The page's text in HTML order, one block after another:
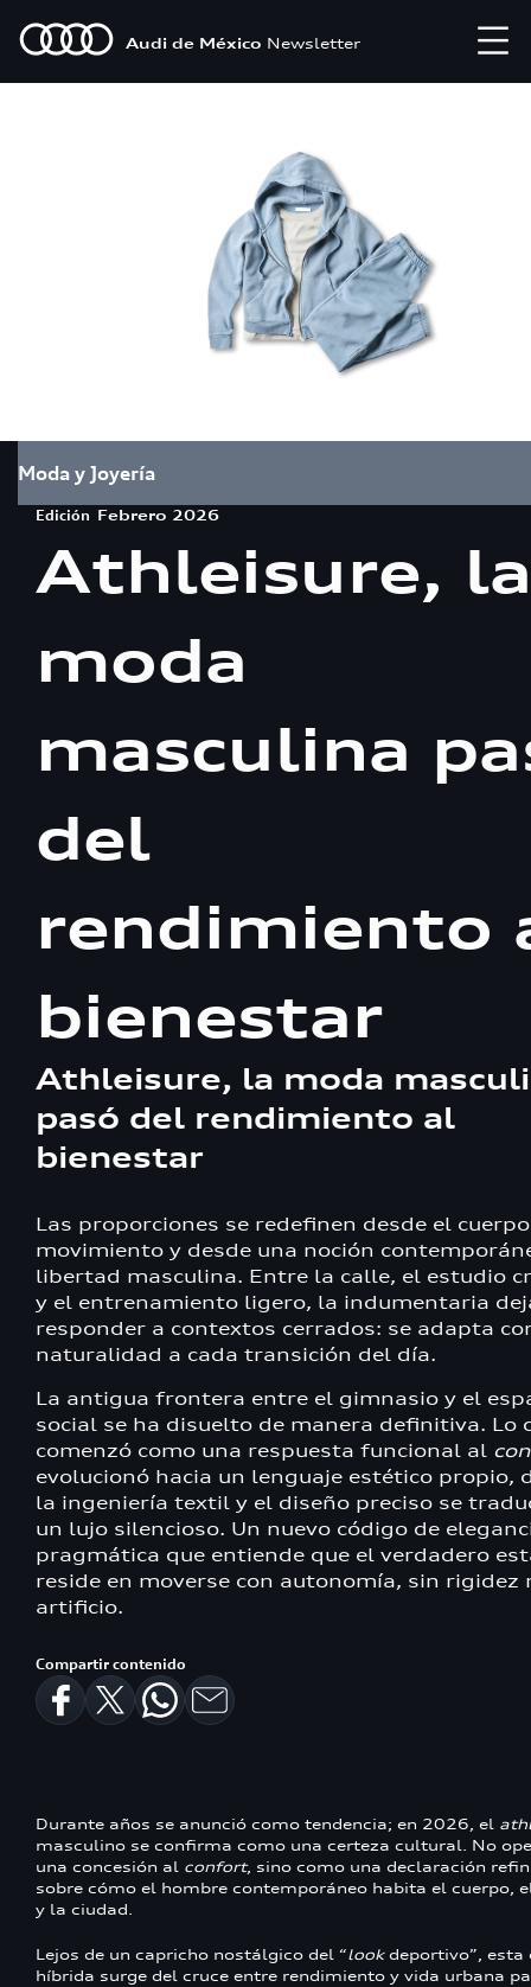
Audi de México Newsletter
Moda y Joyería
Edición Febrero 2026
Athleisure, la
moda
masculina
del
rendimiento
bienestar
Athleisure, la moda
pasó del rendimiento al
bienestar
Las proporciones se redefinen desde el
movimiento y desde una noción
libertad masculina. Entre la calle, el estudio
y el entrenamiento ligero, la indumentaria
responder a contextos cerrados: se adapta
naturalidad a cada transición del día.
La antigua frontera entre el gimnasio y el
social se ha disuelto de manera definitiva. Lo
comenzó como una respuesta funcional al
evolucionó hacia un lenguaje estético propio,
la ingeniería textil y el diseño preciso se
un lujo silencioso. Un nuevo código de
pragmática que entiende que el verdadero
reside en moverse con autonomía, sin rigidez
artificio.
Compartir contenido
Durante años se anunció como tendencia; en 2026, el
masculino se confirma como una certeza cultural. No
una concesión al confort, sino como una declaración
sobre cómo el hombre contemporáneo habita el cuerpo,
y la ciudad.
Lejos de un capricho nostálgico del “lookdeportivo”, esta
híbrida surge del cruce entre rendimiento y vida urbana